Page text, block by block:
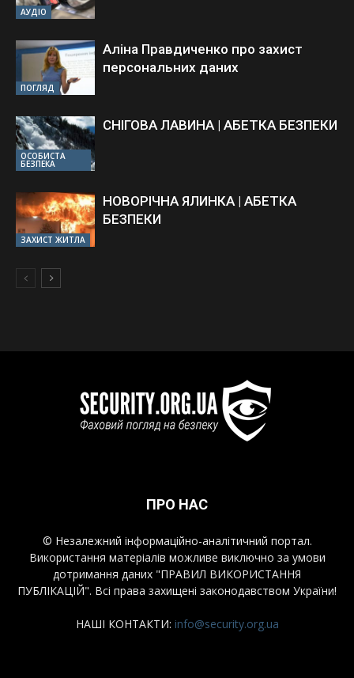
АУДІО
ПОГЛЯД
Аліна Правдиченко про захист
персональних даних
ОСОБИСТА
БЕЗПЕКА
СНІГОВА ЛАВИНА | АБЕТКА БЕЗПЕКИ
ЗАХИСТ ЖИТЛА
НОВОРІЧНА ЯЛИНКА | АБЕТКА
БЕЗПЕКИ
ПРО НАС
© Незалежний інформаційно-аналітичний портал.
Використання матеріалів можливе виключно за умови
дотримання даних "ПРАВИЛ ВИКОРИСТАННЯ
ПУБЛІКАЦІЙ". Всі права захищені законодавством України!
НАШІ КОНТАКТИ: info@security.org.ua